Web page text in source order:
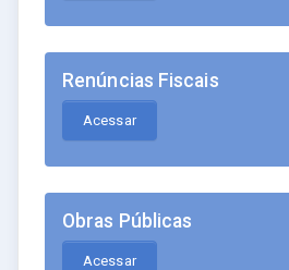
Renúncias Fiscais
Acessar
Obras Públicas
Acessar